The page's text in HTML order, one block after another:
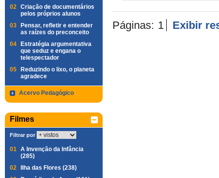
02 Criação de documentários
pelos próprios alunos
03
Pensar, refletir e entender
as raízes do preconceito
04
Estratégia argumentativa
que seduz e engana o
telespectador
05
Reduzindo o lixo, o planeta
agradece
Acervo Pedagógico
Filmes
Filtrar por
01 A Invenção da Infância
(285)
02
Ilha das Flores (238)
Páginas: 1 Exibir